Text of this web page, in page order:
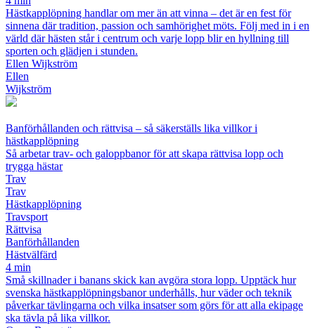
Hästkapplöpning handlar om mer än att vinna – det är en fest för
sinnena där tradition, passion och samhörighet möts. Följ med in i en
värld där hästen står i centrum och varje lopp blir en hyllning till
sporten och glädjen i stunden.
Ellen Wijkström
Ellen
Wijkström
Banförhållanden och rättvisa – så säkerställs lika villkor i
hästkapplöpning
Så arbetar trav- och galoppbanor för att skapa rättvisa lopp och
trygga hästar
Trav
Trav
Hästkapplöpning
Travsport
Rättvisa
Banförhållanden
Hästvälfärd
4 min
Små skillnader i banans skick kan avgöra stora lopp. Upptäck hur
svenska hästkapplöpningsbanor underhålls, hur väder och teknik
påverkar tävlingarna och vilka insatser som görs för att alla ekipage
ska tävla på lika villkor.